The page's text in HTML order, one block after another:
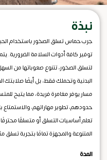
نبذة
جرب حماس تسلق الصخور باستخدام
لتسلق الصخور، تتنوع صعوباتها من
البدنية وتحملك فقط، بل أيضًا
مسار يوفر مغامرة فريدة، مما يتيح
حدودهم، تطوير مهاراتهم،
تعلم أساسيات التسلق أو متسلقًا
المتنوعة والمجهزة تمامًا بتجربة تسلق
المدة